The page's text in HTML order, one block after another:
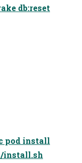
db:reset
pod install
install.sh